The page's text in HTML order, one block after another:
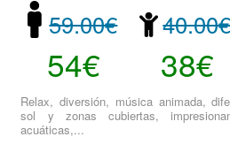
59.00€
54€ 38€
Relax, diversión, música animada,
sol y zonas cubiertas,
acuáticas,...